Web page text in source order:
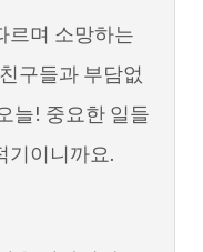
르며 소망하는
구들과 부담없
늘! 중요한 일들
기이니까요.